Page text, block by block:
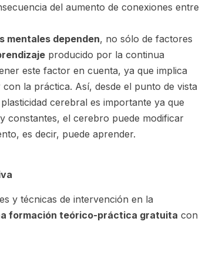
del aumento de conexiones entre
mentales dependen, no sólo de factores
producido por la continua
este factor en cuenta, ya que implica
la práctica. Así, desde el punto de vista
cerebral es importante ya que
constantes, el cerebro puede modificar
es decir, puede aprender.
y técnicas de intervención en la
formación teórico-práctica gratuita con